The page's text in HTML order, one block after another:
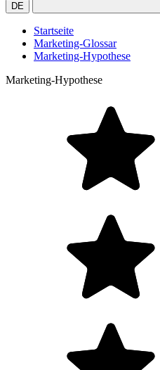
DE
Startseite
Marketing-Glossar
Marketing-Hypothese
Marketing-Hypothese